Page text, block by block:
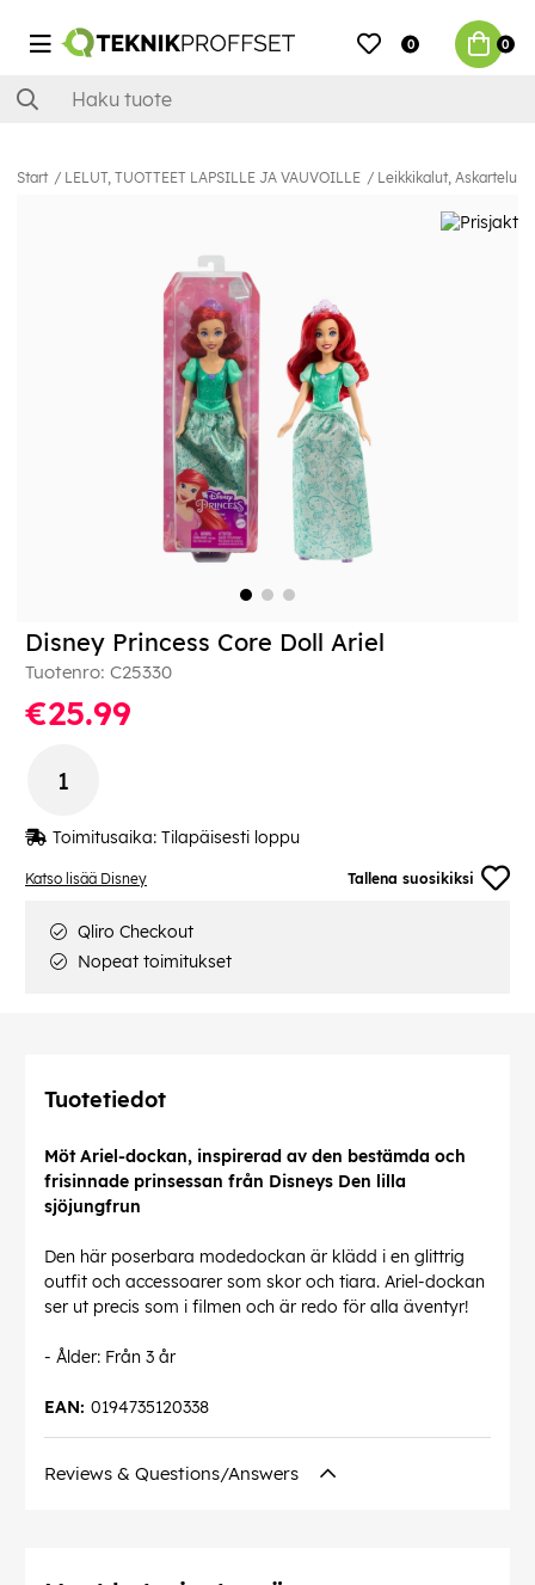
0 0
Start LELUT, TUOTTEET LAPSILLE JA VAUVOILLE Leikkikalut, Askartelu
Katso lisää Disney Tallena suosikiksi
Disney Princess Core Doll Ariel
Tuotenro: C25330
€25.99
Toimitusaika: Tilapäisesti loppu
Qliro Checkout
Nopeat toimitukset
Tuotetiedot
Möt Ariel-dockan, inspirerad av den bestämda och
frisinnade prinsessan från Disneys Den lilla
sjöjungfrun
Den här poserbara modedockan är klädd i en glittrig
outfit och accessoarer som skor och tiara. Ariel-dockan
ser ut precis som i filmen och är redo för alla äventyr!
- Ålder: Från 3 år
0194735120338
EAN:
Reviews & Questions/Answers